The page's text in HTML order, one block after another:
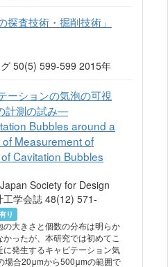
査技術・掘削技術」
50(5) 599-599 2015年
ーションの気泡の可視
計測の試み—
Bubbles around a
of Measurement of
Cavitation Bubbles
Society for Design
学会誌 48(12) 571-
り
大きさと個数の分布は明らか
ったが、本研究では初めてこ
発生するキャビテーション気
場合20μmから500μmの範囲で